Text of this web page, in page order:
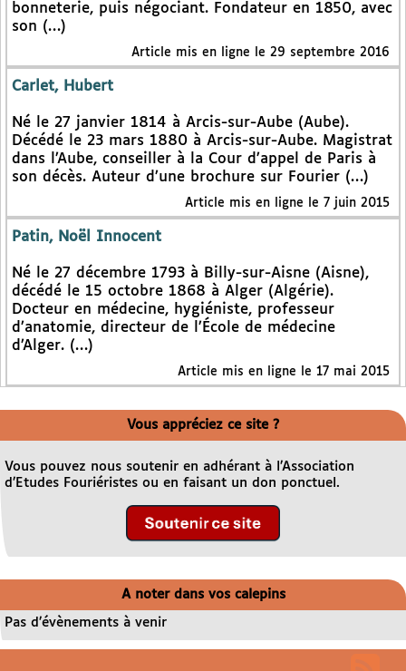
bonneterie, puis négociant. Fondateur en 1850, avec
son (…)
Article mis en ligne le 29 septembre 2016
Carlet, Hubert
Né le 27 janvier 1814 à Arcis-sur-Aube (Aube).
Décédé le 23 mars 1880 à Arcis-sur-Aube. Magistrat
dans l’Aube, conseiller à la Cour d’appel de Paris à
son décès. Auteur d’une brochure sur Fourier (…)
Article mis en ligne le 7 juin 2015
Patin, Noël Innocent
Né le 27 décembre 1793 à Billy-sur-Aisne (Aisne),
décédé le 15 octobre 1868 à Alger (Algérie).
Docteur en médecine, hygiéniste, professeur
d’anatomie, directeur de l’École de médecine
d’Alger. (…)
Article mis en ligne le 17 mai 2015
Vous appréciez ce site ?
Vous pouvez nous soutenir en adhérant à l’Association
d’Etudes Fouriéristes ou en faisant un don ponctuel.
A noter dans vos calepins
Pas d’évènements à venir